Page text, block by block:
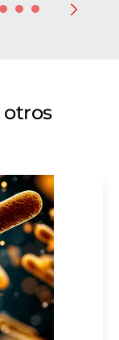
otros